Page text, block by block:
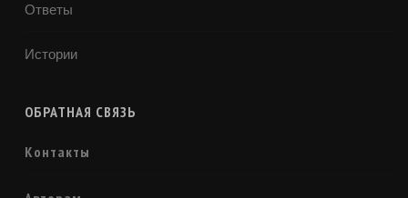
Ответы
Истории
ОБРАТНАЯ СВЯЗЬ
Контакты